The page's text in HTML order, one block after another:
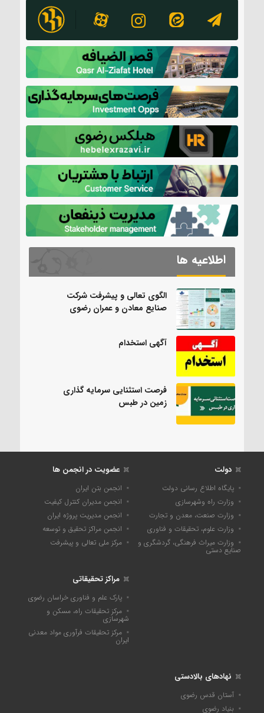
اطلاعیه ها
الگوی تعالی و پیشرفت شرکت
صنایع معادن و عمران رضوی
آگهی استخدام
فرصت استثنایی سرمایه گذاری
زمین در طبس
دولت
پایگاه اطلاع رسانی دولت
وزارت راه وشهرسازی
وزارت صنعت، معدن و تجارت
وزارت علوم، تحقیقات و فناوری
وزارت میراث فرهنگی، گردشگری و
صنایع دستی
عضویت در انجمن ها
انجمن بتن ایران
انجمن مدیران کنترل کیفیت
انجمن مدیریت پروژه ایران
انجمن مراکز تحقیق و توسعه
مرکز ملی تعالی و پیشرفت
مراکز تحقیقاتی
پارک علم و فناوری خراسان رضوی
مرکز تحقیقات راه، مسکن و
شهرسازی
مرکز تحقیقات فرآوری مواد معدنی
ایران
نهادهای بالادستی
آستان قدس رضوی
بنیاد رضوی